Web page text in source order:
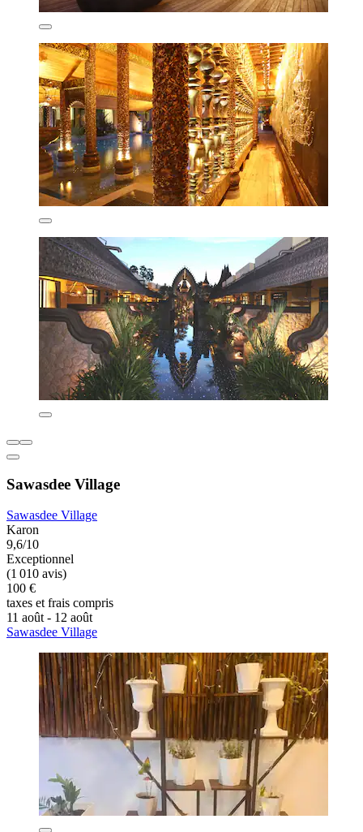
Sawasdee Village
Sawasdee Village
Karon
9,6/10
Exceptionnel
(1 010 avis)
100 €
taxes et frais compris
11 août - 12 août
Sawasdee Village